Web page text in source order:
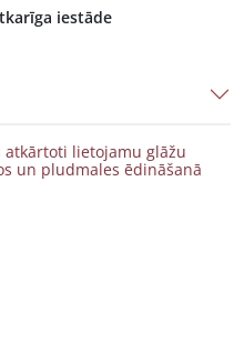
iestāde
atkārtoti lietojamu glāžu
un pludmales ēdināšanā